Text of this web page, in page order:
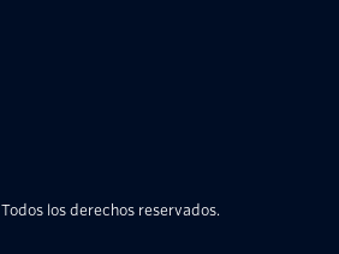
Todos los derechos reservados.